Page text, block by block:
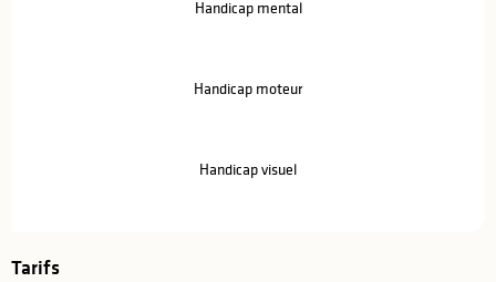
Handicap mental
Handicap moteur
Handicap visuel
Tarifs